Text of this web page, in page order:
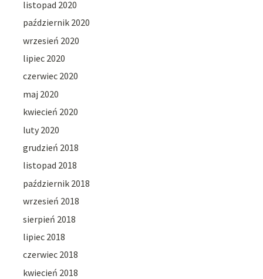
listopad 2020
październik 2020
wrzesień 2020
lipiec 2020
czerwiec 2020
maj 2020
kwiecień 2020
luty 2020
grudzień 2018
listopad 2018
październik 2018
wrzesień 2018
sierpień 2018
lipiec 2018
czerwiec 2018
kwiecień 2018